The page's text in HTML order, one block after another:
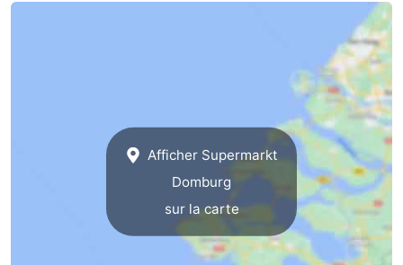
Afficher Supermarkt
Domburg
sur la carte